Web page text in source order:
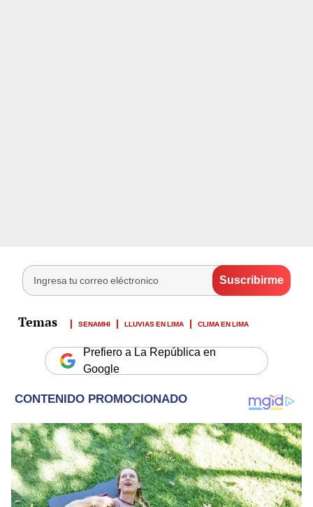
SENAMHI LLUVIAS EN LIMA CLIMA EN LIMA
Prefiero a La República en
Google